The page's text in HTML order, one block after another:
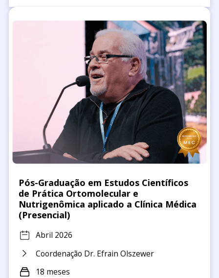
Pós-Graduação em Estudos Científicos
de Prática Ortomolecular e
Nutrigenômica aplicado a Clínica Médica
(Presencial)
Abril 2026
Coordenação Dr. Efrain Olszewer
18 meses